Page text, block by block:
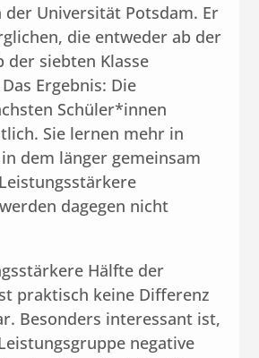
der Universität Potsdam. Er
die entweder ab der
der siebten Klasse
Ergebnis: Die
Schüler*innen
Sie lernen mehr in
dem länger gemeinsam
dagegen nicht
Hälfte der
praktisch keine Differenz
Besonders interessant ist,
negative